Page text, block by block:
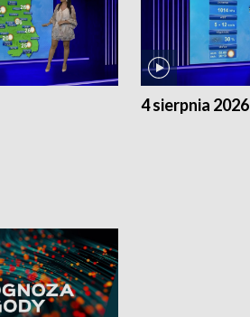
4 sierpnia 2026